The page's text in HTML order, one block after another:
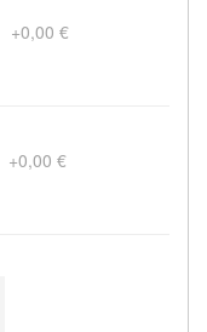
+0,00 €
+0,00 €